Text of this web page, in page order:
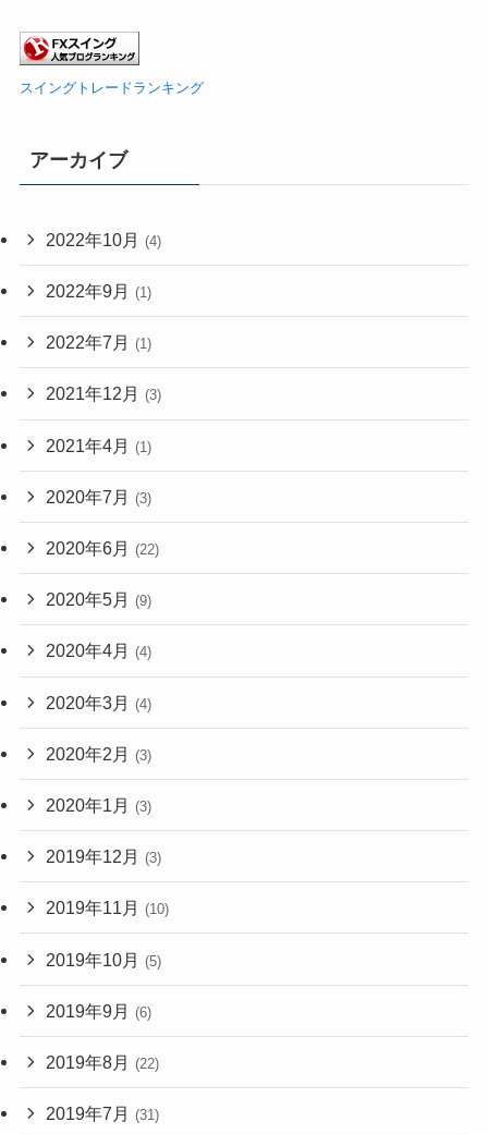
スイングトレードランキング
アーカイブ
2022年10月 (4)
2022年9月 (1)
2022年7月 (1)
2021年12月 (3)
2021年4月 (1)
2020年7月 (3)
2020年6月 (22)
2020年5月 (9)
2020年4月 (4)
2020年3月 (4)
2020年2月 (3)
2020年1月 (3)
2019年12月 (3)
2019年11月 (10)
2019年10月 (5)
2019年9月 (6)
2019年8月 (22)
2019年7月 (31)